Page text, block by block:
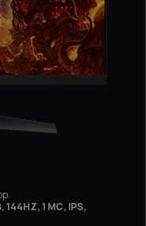
144HZ, 1 МС, IPS,